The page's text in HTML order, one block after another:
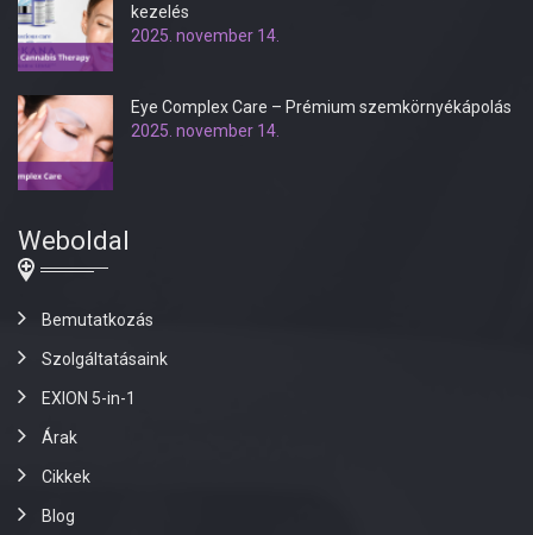
kezelés
2025. november 14.
Eye Complex Care – Prémium szemkörnyékápolás
2025. november 14.
Weboldal
Bemutatkozás
Szolgáltatásaink
EXION 5-in-1
Árak
Cikkek
Blog